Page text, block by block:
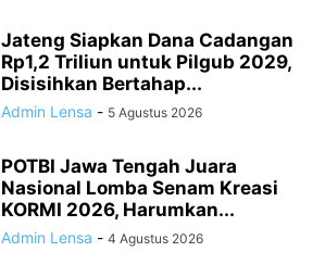
Jateng Siapkan Dana Cadangan
Rp1,2 Triliun untuk Pilgub 2029,
Disisihkan Bertahap...
Admin Lensa - 5 Agustus 2026
POTBI Jawa Tengah Juara
Nasional Lomba Senam Kreasi
KORMI 2026, Harumkan...
Admin Lensa - 4 Agustus 2026